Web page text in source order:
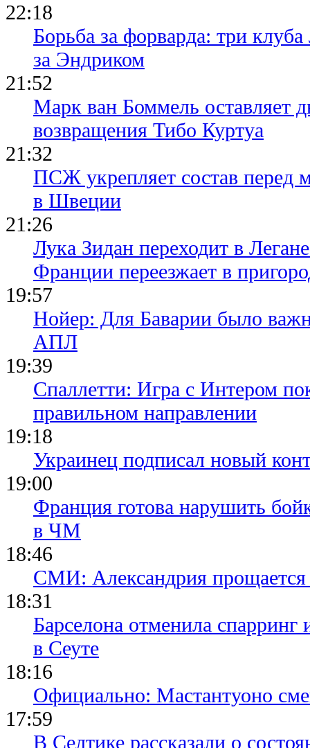
22:18
Борьба за форварда: три
за Эндриком
21:52
Марк ван Боммель оставляет
возвращения Тибо Куртуа
21:32
ПСЖ укрепляет состав перед
в Швеции
21:26
Лука Зидан переходит в
Франции переезжает в
19:57
Нойер: Для Баварии было
АПЛ
19:39
Спаллетти: Игра с Интером
правильном направлении
19:18
Украинец подписал новый
19:00
Франция готова нарушить
в ЧМ
18:46
СМИ: Александрия
18:31
Барселона отменила спарринг
в Сеуте
18:16
Официально: Мастантуоно
17:59
В Селтике рассказали о